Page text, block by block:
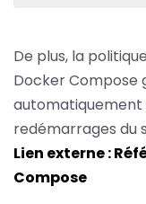
De plus, la politique
Docker Compose
automatiquement
redémarrages du
Lien externe :
Compose